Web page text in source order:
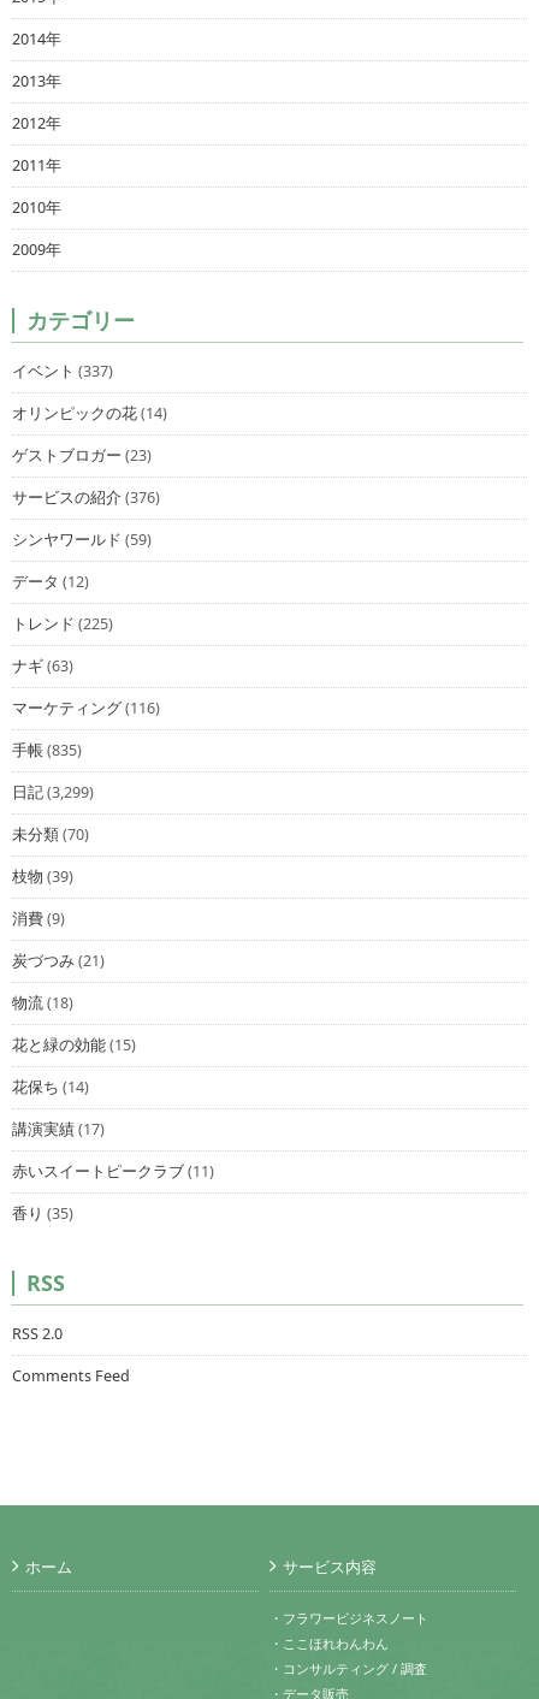
2014年
2013年
2012年
2011年
2010年
2009年
カテゴリー
イベント (337)
オリンピックの花(14)
ゲストブロガー (23)
サービスの紹介(376)
シンヤワールド (59)
データ (12)
トレンド (225)
ナギ(63)
マーケティング(116)
手帳(835)
日記(3,299)
未分類(70)
枝物 (39)
消費(9)
炭づつみ(21)
物流(18)
花と緑の効能(15)
花保ち (14)
講演実績(17)
赤いスイートピークラブ(11)
香り (35)
RSS
RSS 2.0
Comments Feed
ホーム サービス内容
・フラワービジネスノート
・ここほれわんわん
・コンサルティング / 調査
・データ販売